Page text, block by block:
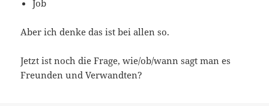
Job
Aber ich denke das ist bei allen so.
Jetzt ist noch die Frage, wie/ob/wann sagt man es
Freunden und Verwandten?